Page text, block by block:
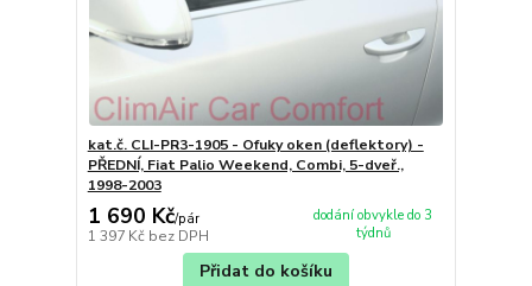
kat.č. CLI-PR3-1905 - Ofuky oken (deflektory) -
PŘEDNÍ, Fiat Palio Weekend, Combi, 5-dveř.,
1998-2003
1 690 Kč/pár
1 397 Kč bez DPH
dodání obvykle do 3
týdnů
Přidat do košíku